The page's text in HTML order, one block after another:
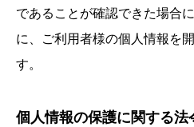
であることが確認できた場合
に、ご利用者様の個人情報を
す。
個人情報の保護に関する